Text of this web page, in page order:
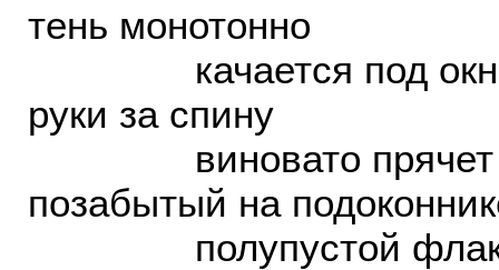
тень монотонно
качается под
руки за спину
виновато прячет
позабытый на
полупустой